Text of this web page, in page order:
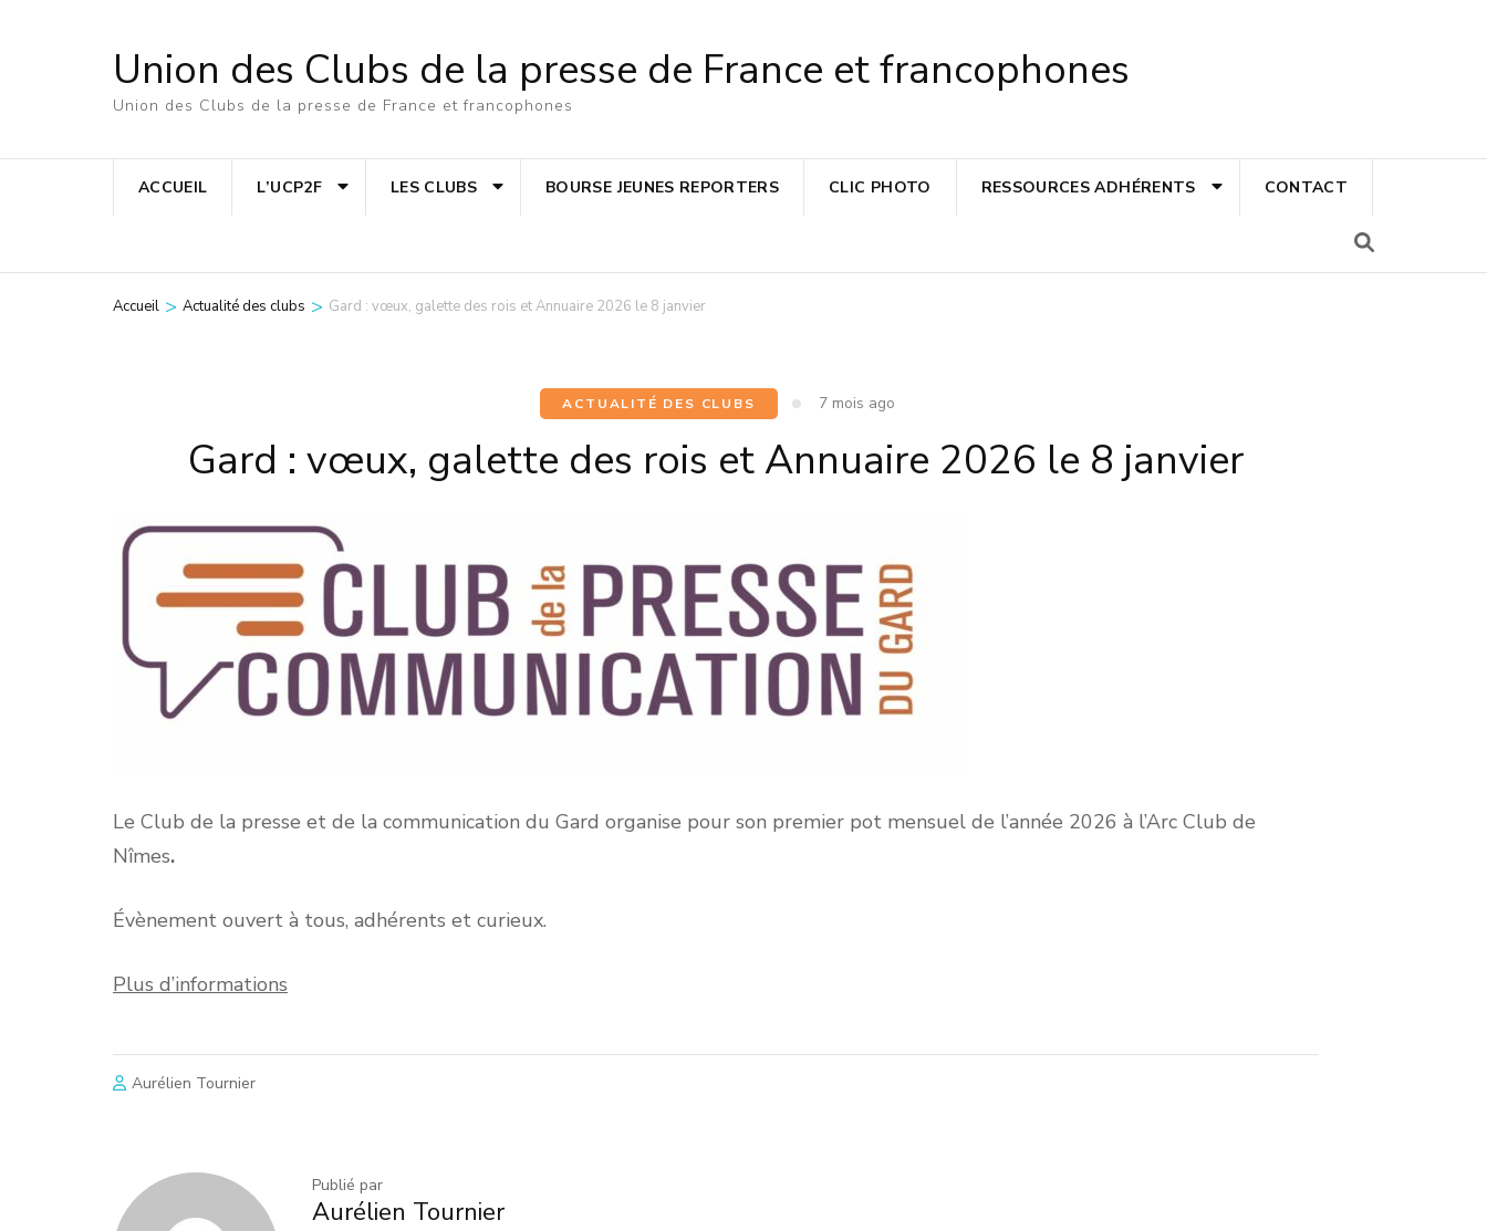
Entrée)
Union des Clubs de la presse de France et francophones
Union des Clubs de la presse de France et francophones
ACCUEIL L’UCP2F LES CLUBS BOURSE JEUNES REPORTERS CLIC PHOTO RESSOURCES ADHÉRENTS CONTACT
Accueil > Actualité des clubs > Gard : vœux, galette des rois et Annuaire 2026 le 8 janvier
ACTUALITÉ DES CLUBS 7 mois ago
Gard : vœux, galette des rois et Annuaire 2026 le 8 janvier
Le Club de la presse et de la communication du Gard organise pour son premier pot mensuel de l’année 2026 à l’Arc Club de
Nîmes.
Évènement ouvert à tous, adhérents et curieux.
Plus d’informations
Aurélien Tournier
Publié par
Aurélien Tournier